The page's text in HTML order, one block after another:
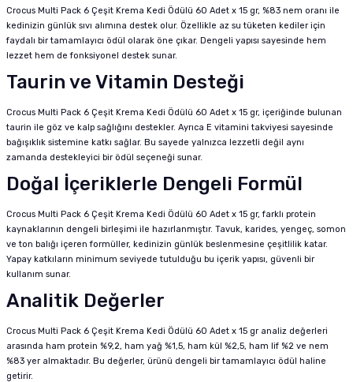
Crocus Multi Pack 6 Çeşit Krema Kedi Ödülü 60 Adet x 15 gr, %83 nem oranı ile
kedinizin günlük sıvı alımına destek olur. Özellikle az su tüketen kediler için
faydalı bir tamamlayıcı ödül olarak öne çıkar. Dengeli yapısı sayesinde hem
lezzet hem de fonksiyonel destek sunar.
Taurin ve Vitamin Desteği
Crocus Multi Pack 6 Çeşit Krema Kedi Ödülü 60 Adet x 15 gr, içeriğinde bulunan
taurin ile göz ve kalp sağlığını destekler. Ayrıca E vitamini takviyesi sayesinde
bağışıklık sistemine katkı sağlar. Bu sayede yalnızca lezzetli değil aynı
zamanda destekleyici bir ödül seçeneği sunar.
Doğal İçeriklerle Dengeli Formül
Crocus Multi Pack 6 Çeşit Krema Kedi Ödülü 60 Adet x 15 gr, farklı protein
kaynaklarının dengeli birleşimi ile hazırlanmıştır. Tavuk, karides, yengeç, somon
ve ton balığı içeren formüller, kedinizin günlük beslenmesine çeşitlilik katar.
Yapay katkıların minimum seviyede tutulduğu bu içerik yapısı, güvenli bir
kullanım sunar.
Analitik Değerler
Crocus Multi Pack 6 Çeşit Krema Kedi Ödülü 60 Adet x 15 gr analiz değerleri
arasında ham protein %9,2, ham yağ %1,5, ham kül %2,5, ham lif %2 ve nem
%83 yer almaktadır. Bu değerler, ürünü dengeli bir tamamlayıcı ödül haline
getirir.